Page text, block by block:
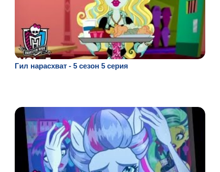
Гил нарасхват - 5 сезон 5 серия